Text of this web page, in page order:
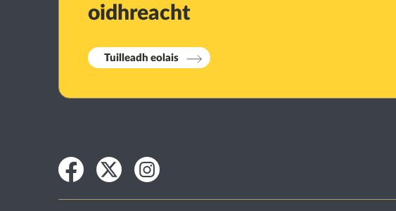
oidhreacht
Tuilleadh eolais
Facebook
TwitterInstagram